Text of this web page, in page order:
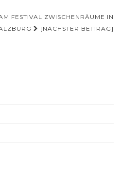
FESTIVAL ZWISCHENRÄUME IN
[NÄCHSTER BEITRAG]